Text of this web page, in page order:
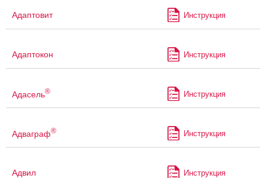
Адаптовит Инструкция
Адаптокон Инструкция
Адасель® Инструкция
Адваграф® Инструкция
Адвил Инструкция